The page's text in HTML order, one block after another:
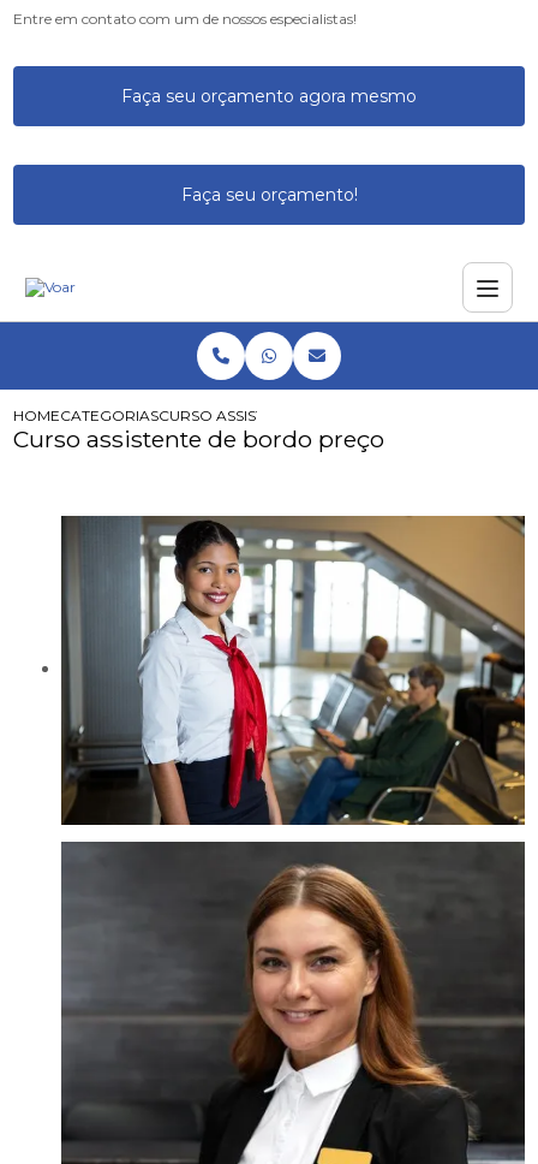
Entre em contato com um de nossos especialistas!
Faça seu orçamento agora mesmo
Faça seu orçamento!
HOMECATEGORIASCURSO ASSISTENTE DE BORDO PREÇO
Curso assistente de bordo preço